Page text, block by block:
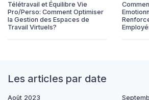
Télétravail et Équilibre Vie
Pro/Perso: Comment Optimiser
la Gestion des Espaces de
Travail Virtuels?
Les articles par date
Août 2023